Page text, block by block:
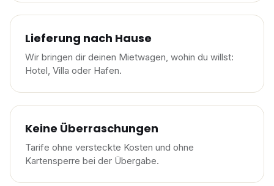
Lieferung nach Hause
Wir bringen dir deinen Mietwagen, wohin du willst:
Hotel, Villa oder Hafen.
Keine Überraschungen
Tarife ohne versteckte Kosten und ohne
Kartensperre bei der Übergabe.